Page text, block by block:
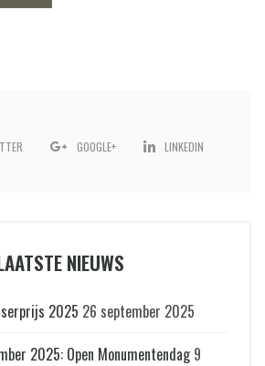
GOOGLE+ LINKEDIN
NIEUWS
2025 26 september 2025
2025: Open Monumentendag 9